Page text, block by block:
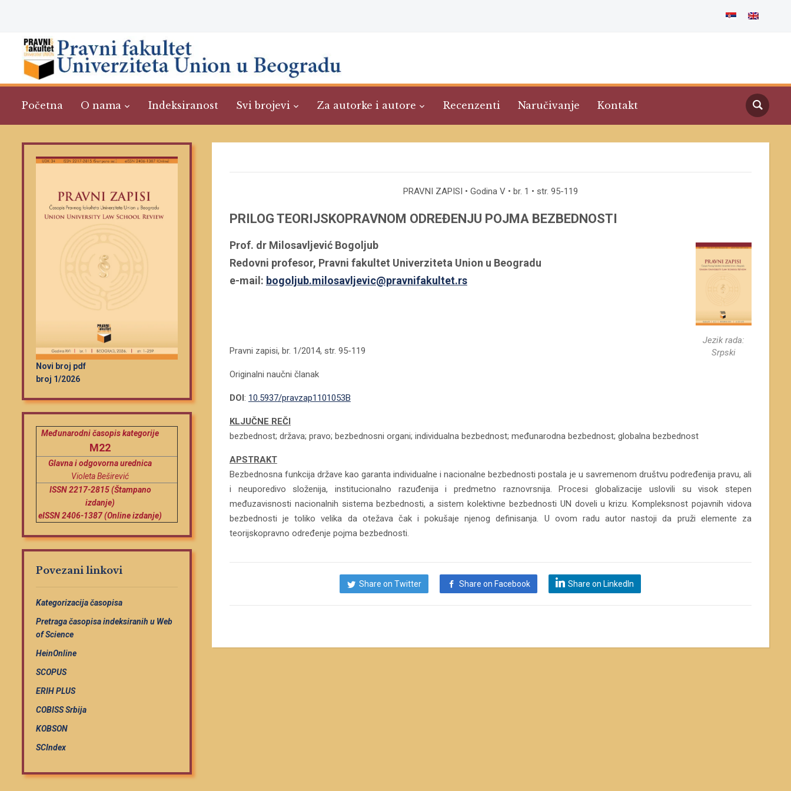
Početna O nama Indeksiranost Svi brojevi Za autorke i autore Recenzenti Naručivanje Kontakt
Novi broj pdf
broj 1/2026
Međunarodni časopis kategorije
M22
Glavna i odgovorna urednica
Violeta Beširević
ISSN 2217-2815 (Štampano
izdanje)
eISSN 2406-1387 (Online izdanje)
Povezani linkovi
Kategorizacija časopisa
Pretraga časopisa indeksiranih u Web
of Science
HeinOnline
SCOPUS
ERIH PLUS
COBISS Srbija
KOBSON
SCIndex
PRAVNI ZAPISI • Godina V • br. 1 • str. 95-119
PRILOG TEORIJSKOPRAVNOM ODREĐENJU POJMA BEZBEDNOSTI
Jezik rada:
Srpski
Prof. dr Milosavljević Bogoljub
Redovni profesor, Pravni fakultet Univerziteta Union u Beogradu
e-mail: bogoljub.milosavljevic@pravnifakultet.rs
Pravni zapisi, br. 1/2014, str. 95-119
Originalni naučni članak
DOI : 10.5937/pravzap1101053B
KLJUČNE REČI
bezbednost; država; pravo; bezbednosni organi; individualna bezbednost; međunarodna bezbednost; globalna bezbednost
APSTRAKT
Bezbednosna funkcija države kao garanta individualne i nacionalne bezbednosti postala je u savremenom društvu podređenija pravu, ali
i neuporedivo složenija, institucionalno razuđenija i predmetno raznovrsnija. Procesi globalizacije uslovili su visok stepen
međuzavisnosti nacionalnih sistema bezbednosti, a sistem kolektivne bezbednosti UN doveli u krizu. Kompleksnost pojavnih vidova
bezbednosti je toliko velika da otežava čak i pokušaje njenog definisanja. U ovom radu autor nastoji da pruži elemente za
teorijskopravno određenje pojma bezbednosti.
Share on Twitter Share on Facebook Share on LinkedIn